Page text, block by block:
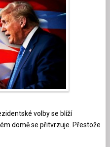
volby se blíží
domě se přitvrzuje. Přestože